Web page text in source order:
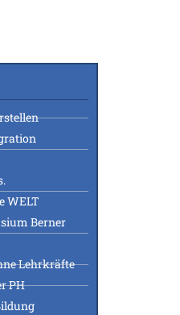
WELT
Berner
Lehrkräfte
PH